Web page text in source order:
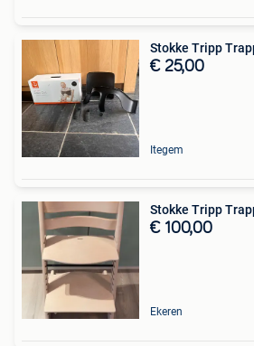
Stokke Tripp
€ 25,00
Itegem
Stokke Tripp
€ 100,00
Ekeren